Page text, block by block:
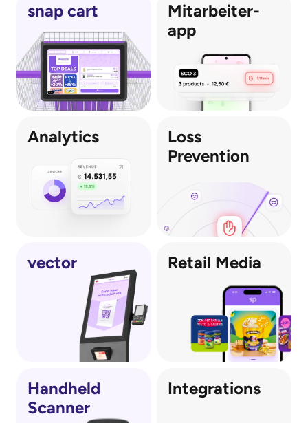
snap cart
Mitarbeiter-
app
Analytics
Loss
Prevention
vector Retail Media
Handheld
Scanner
Integrations